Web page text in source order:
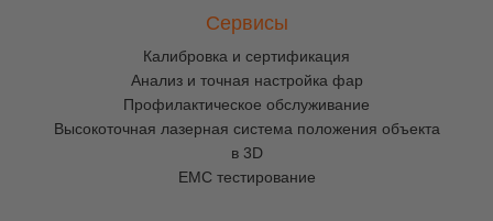
Сервисы
Калибровка и сертификация
Анализ и точная настройка фар
Профилактическое обслуживание
Высокоточная лазерная система положения объекта
в 3D
EMC тестирование